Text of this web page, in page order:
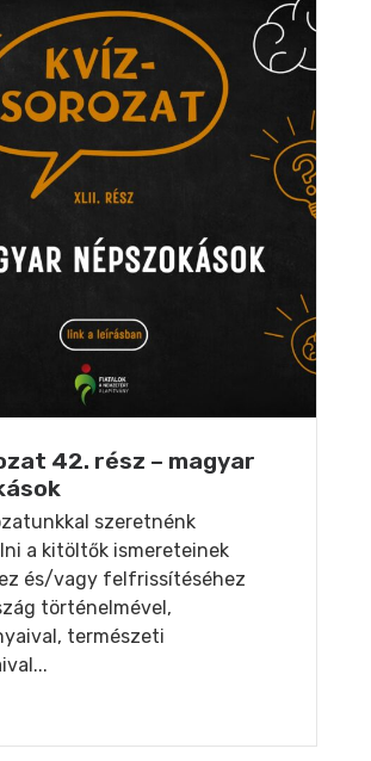
42. rész – magyar
szeretnénk
a kitöltők ismereteinek
és/vagy felfrissítéséhez
történelmével,
természeti